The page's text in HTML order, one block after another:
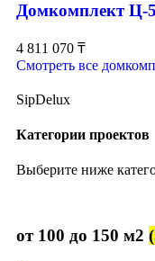
Домкомплект Ц-
4 811 070 ₸
Смотреть все
SipDelux
Категории проектов
Выберите ниже
от 100 до 150 м2